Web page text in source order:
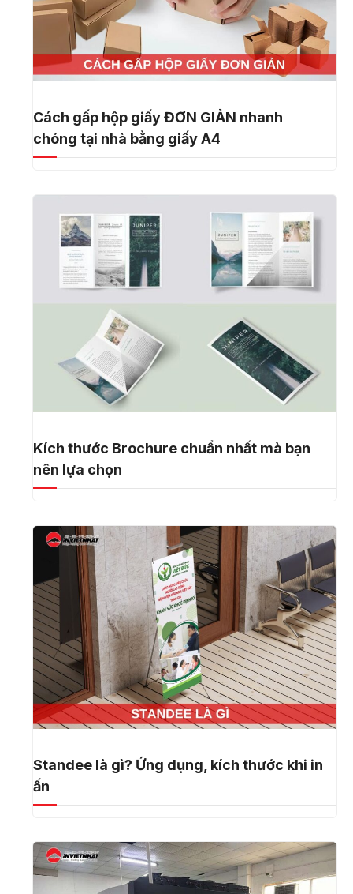
Cách gấp hộp giấy ĐƠN GIẢN nhanh
chóng tại nhà bằng giấy A4
Kích thước Brochure chuẩn nhất mà bạn
nên lựa chọn
Standee là gì? Ứng dụng, kích thước khi in
ấn